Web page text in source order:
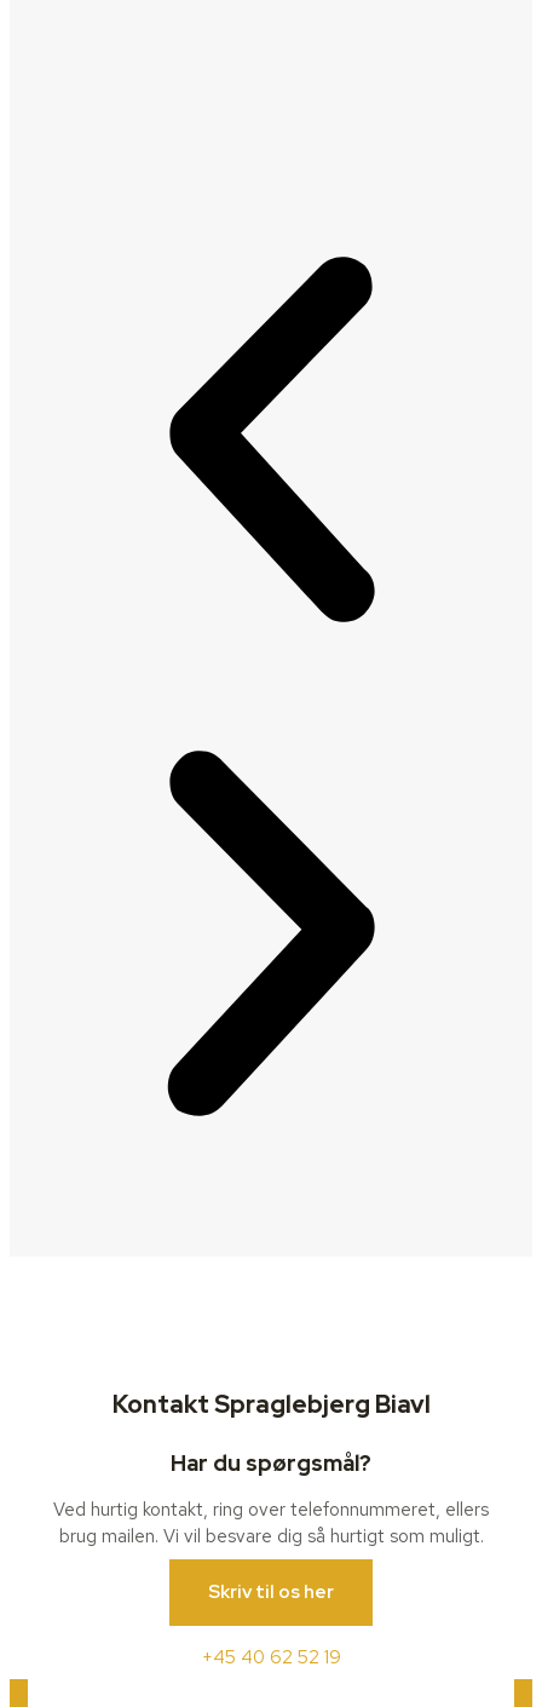
Kontakt Spraglebjerg Biavl
Har du spørgsmål?
Ved hurtig kontakt, ring over telefonnummeret, ellers
brug mailen. Vi vil besvare dig så hurtigt som muligt.
Skriv til os her
+45 40 62 52 19